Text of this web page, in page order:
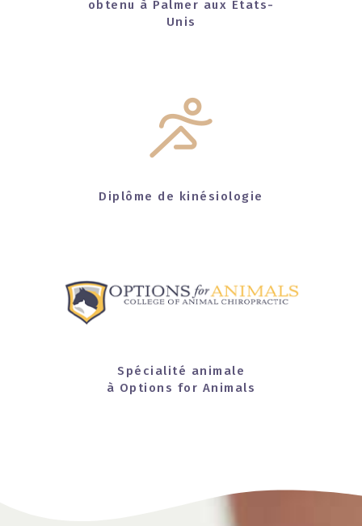
obtenu à Palmer aux États-
Unis
Diplôme de kinésiologie
Spécialité animale
à Options for Animals